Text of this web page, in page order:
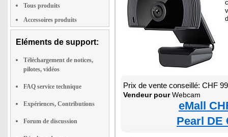
Tous produits
Accessoires produits
Eléments de support:
Téléchargement de notices,
pilotes, vidéos
FAQ service technique
Expériences, Contributions
Forum de discussion
Prix de vente conseillé: CHF
Vendeur pourWebcam
eMall
Pearl DE